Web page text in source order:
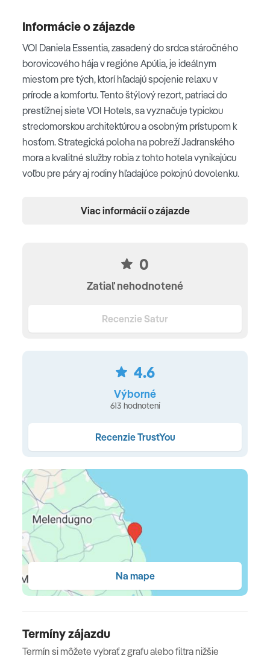
Informácie o zájazde
VOI Daniela Essentia, zasadený do srdca stáročného
borovicového hája v regióne Apúlia, je ideálnym
miestom pre tých, ktorí hľadajú spojenie relaxu v
prírode a komfortu. Tento štýlový rezort, patriaci do
prestížnej siete VOI Hotels, sa vyznačuje typickou
stredomorskou architektúrou a osobným prístupom k
hosťom. Strategická poloha na pobreží Jadranského
mora a kvalitné služby robia z tohto hotela vynikajúcu
voľbu pre páry aj rodiny hľadajúce pokojnú dovolenku.
od mesta Lecce, známeho svojou barokovou
blízkosti chránenej morskej oblasti
hotelovým kyvadlovým transferom • plážový servis:
slnečníky a ležadlá od 3. radu (zdarma, podľa
dostupnosti), 1. a 2. rad (za poplatok) • plážové osušky (k
Ubytovanie
klimatizácia • Wi-Fi (zdarma) • kúpeľňa s WC a sprchou •
sušič vlasov • telefón • TV • trezor • minibar (dopĺňaný
za poplatok) • balkón alebo terasa so záhradným
nábytkom
Typy ubytovania
Izba Klasik
(cca 20-25 m², moderne zariadená v
elegantnom štýle s využitím prírodných materiálov,
situovaná v hlavnej budove rezortu, max. 2 dospelé
Izba Deluxe
nadštandardne vybavená izba s dôrazom na vysoký
komfort, ponúka rozšírený set kúpeľňovej kozmetiky ,
Viac informácií o zájazde
0
Zatiaľ nehodnotené
Recenzie Satur
4.6
Výborné
613 hodnotení
Recenzie TrustYou
Na mape
Termíny zájazdu
Termín si môžete vybrať z grafu alebo filtra nižšie